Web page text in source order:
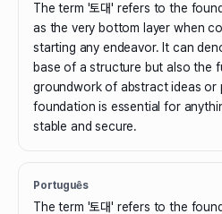
The term '토대' refers to the
as the very bottom layer when
starting any endeavor. It can
base of a structure but also the
groundwork of abstract ideas or
foundation is essential for
stable and secure.
Português
The term '토대' refers to the